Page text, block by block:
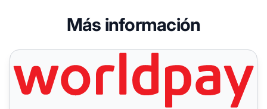
Más información
WorldPay